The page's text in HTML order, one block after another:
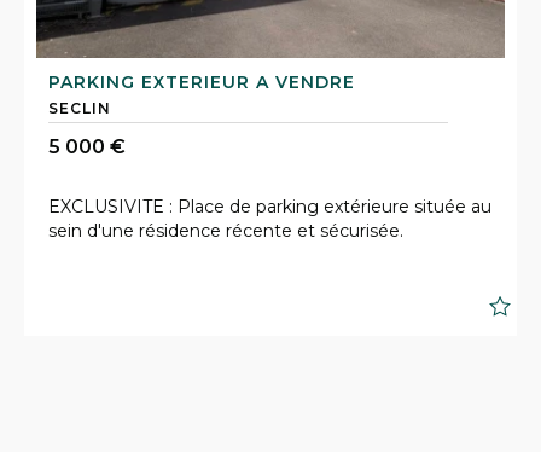
PARKING EXTERIEUR A VENDRE
SECLIN
5 000 €
EXCLUSIVITE : Place de parking extérieure située au
sein d'une résidence récente et sécurisée.